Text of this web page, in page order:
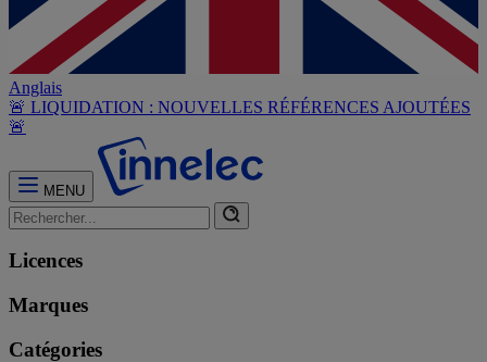
Anglais
🚨 LIQUIDATION : NOUVELLES RÉFÉRENCES AJOUTÉES
🚨
MENU
Licences
Marques
Catégories